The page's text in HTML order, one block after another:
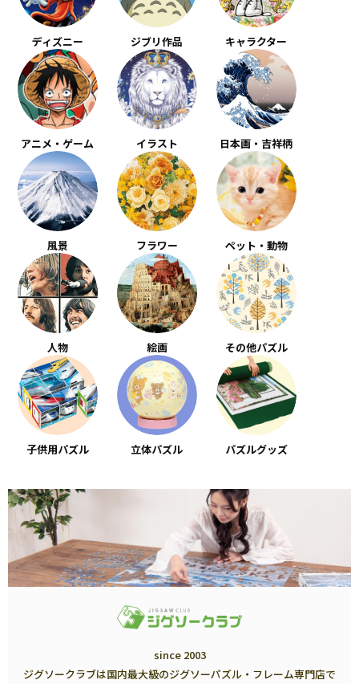
ディズニー ジブリ作品 キャラクター
アニメ・ゲーム イラスト 日本画・吉祥柄
風景 フラワー ペット・動物
人物 絵画 その他パズル
子供用パズル 立体パズル パズルグッズ
since 2003
ジグソークラブは国内最大級のジグソーパズル・フレーム専門店で